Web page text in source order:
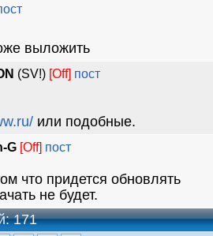
выложить
(SV!) [Off] пост
или подобные.
G [Off] пост
что придется обновлять
не будет.
171